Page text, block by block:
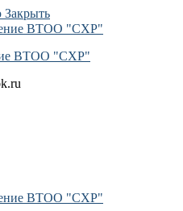
Закрыть
ВТОО "СХР"